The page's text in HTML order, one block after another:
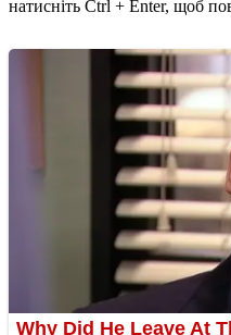
натисніть Ctrl + Enter, щоб